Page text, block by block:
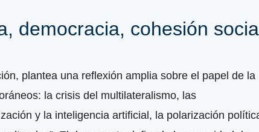
democracia, cohesión
plantea una reflexión amplia sobre el papel de la
la crisis del multilateralismo, las
y la inteligencia artificial, la polarización